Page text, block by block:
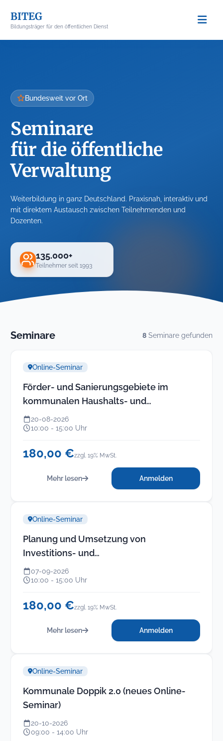
content
BITEG
Bildungsträger für den öffentlichen Dienst
Bundesweit vor Ort
Seminare
für die öffentliche
Verwaltung
Weiterbildung in ganz Deutschland. Praxisnah, interaktiv und
mit direktem Austausch zwischen Teilnehmenden und
Dozenten.
135.000+
Teilnehmer seit 1993
Seminare 8 Seminare gefunden
Förder- und Sanierungsgebiete im
kommunalen Haushalts- und
Rechnungswesen (neues Online-
Seminar)
Online-Seminar
20-08-2026
10:00 - 15:00 Uhr
180,00 €zzgl. 19% MwSt.
Mehr lesen Anmelden
Planung und Umsetzung von
Investitions- und
Unterhaltungsmaßnahmen im
kommunalen Haushalt
Online-Seminar
07-09-2026
10:00 - 15:00 Uhr
180,00 €zzgl. 19% MwSt.
Mehr lesen Anmelden
Kommunale Doppik 2.0 (neues Online-
Seminar)
Online-Seminar
20-10-2026
09:00 - 14:00 Uhr